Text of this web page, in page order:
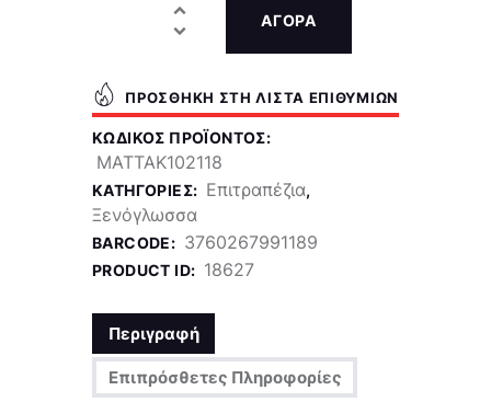
ΑΓΟΡΑ
ΠΡΟΣΘΉΚΗ ΣΤΗ ΛΊΣΤΑ ΕΠΙΘΥΜΙΏΝ
ΚΩΔΙΚΌΣ ΠΡΟΪΌΝΤΟΣ:
MATTAK102118
ΚΑΤΗΓΟΡΊΕΣ: Επιτραπέζια,
Ξενόγλωσσα
BARCODE: 3760267991189
PRODUCT ID: 18627
Περιγραφή
Επιπρόσθετες Πληροφορίες